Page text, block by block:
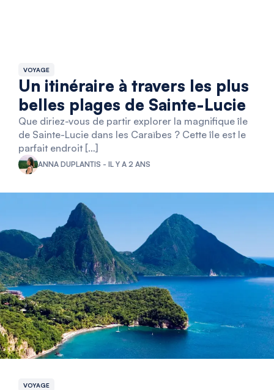
VOYAGE
Un itinéraire à travers les plus
belles plages de Sainte-Lucie
Que diriez-vous de partir explorer la magnifique île
de Sainte-Lucie dans les Caraïbes ? Cette île est le
parfait endroit […]
ANNA DUPLANTIS - IL Y A 2 ANS
VOYAGE